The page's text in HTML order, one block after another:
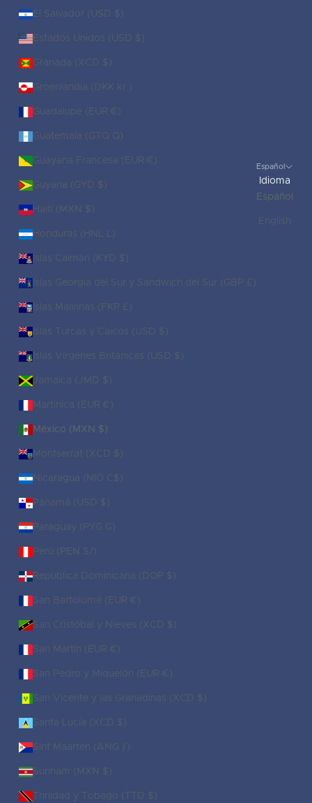
El Salvador (USD $)
Estados Unidos (USD $)
Granada (XCD $)
Groenlandia (DKK kr.)
Guadalupe (EUR €)
Guatemala (GTQ Q)
Guayana Francesa (EUR €)
Guyana (GYD $)
Haití (MXN $)
Honduras (HNL L)
Islas Caimán (KYD $)
Islas Georgia del Sur y Sandwich del Sur (GBP £)
Islas Malvinas (FKP £)
Islas Turcas y Caicos (USD $)
Islas Vírgenes Británicas (USD $)
Jamaica (JMD $)
Martinica (EUR €)
México (MXN $)
Montserrat (XCD $)
Nicaragua (NIO C$)
Panamá (USD $)
Paraguay (PYG ₲)
Perú (PEN S/)
República Dominicana (DOP $)
San Bartolomé (EUR €)
San Cristóbal y Nieves (XCD $)
San Martín (EUR €)
San Pedro y Miquelón (EUR €)
San Vicente y las Granadinas (XCD $)
Santa Lucía (XCD $)
Sint Maarten (ANG ƒ)
Surinam (MXN $)
Trinidad y Tobago (TTD $)
Español
Idioma
Español
English